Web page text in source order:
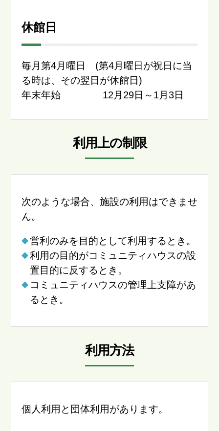
休館日
毎月第4月曜日 (第4月曜日が祝日に当
る時は、その翌日が休館日)
年末年始 12月29日～1月3日
利用上の制限
次のような場合、施設の利用はできませ
ん。
営利のみを目的として利用するとき。
利用の目的がコミュニティハウスの設
置目的に反するとき。
コミュニティハウスの管理上支障があ
るとき。
利用方法
個人利用と団体利用があります。